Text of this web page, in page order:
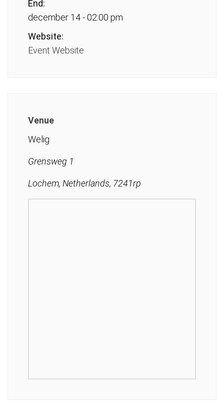
End:
december 14 - 02:00 pm
Website:
Event Website
Venue
Welig
Grensweg 1
Lochem, Netherlands, 7241rp